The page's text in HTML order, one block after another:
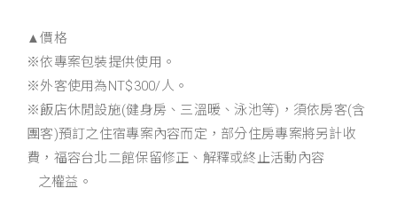
▲價格
※依專案包裝提供使用。
※外客使用為NT$300/人。
※飯店休閒設施(健身房、三溫暖、泳池等)，須依房客(含
團客)預訂之住宿專案內容而定，部分住房專案將另計收
費，福容台北二館保留修正、解釋或終止活動內容
之權益。